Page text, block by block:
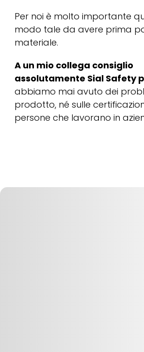
Per noi è molto importante
modo tale da avere prima
materiale.
A un mio collega consiglio
assolutamente Sial Safety p
abbiamo mai avuto dei
prodotto, né sulle
persone che lavorano in